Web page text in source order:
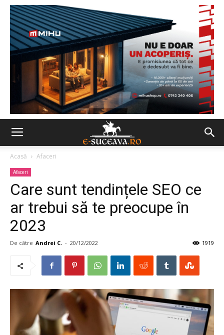
Acasă Afaceri
Afaceri
Care sunt tendințele SEO ce
ar trebui să te preocupe în
2023
De către Andrei C. - 20/12/2022 1919